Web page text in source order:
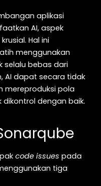
aplikasi
AI, aspek
Hal ini
menggunakan
selalu bebas dari
AI dapat secara tidak
mereproduksi pola
dengan baik.
code issues pada
tiga